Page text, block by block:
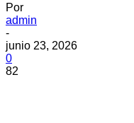
Por
admin
-
junio 23, 2026
0
82